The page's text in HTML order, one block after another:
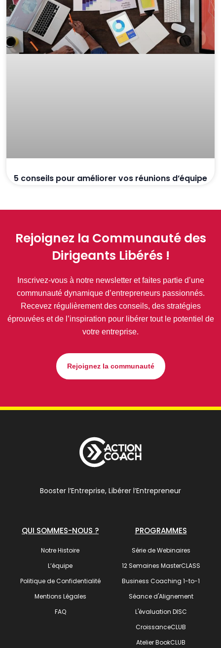
5 conseils pour améliorer vos réunions d’équipe
Rejoignez la Communauté des
Dirigeants Libérés !
Inscrivez-vous à notre newsletter et faites partie d’une
communauté dynamique d’entrepreneurs passionnés.
Recevez régulièrement des conseils, des stratégies
éprouvées et de l’inspiration pour libérer tout le potentiel de
votre entreprise.
Rejoignez la communauté
Booster l’Entreprise, Libérer l’Entrepreneur
QUI SOMMES-NOUS ?
Notre Histoire
L’équipe
Politique de Confidentialité
Mentions Légales
FAQ
PROGRAMMES
Série de Webinaires
12 Semaines MasterCLASS
Business Coaching 1-to-1
Séance d'Alignement
L'évaluation DISC
CroissanceCLUB
Atelier BookCLUB